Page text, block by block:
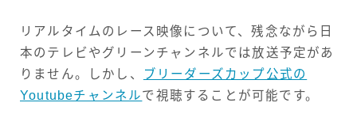
リアルタイムのレース映像について、残念ながら日
本のテレビやグリーンチャンネルでは放送予定があ
りません。しかし、
ブリーダーズカップ公式の
Youtubeチャンネルで視聴することが可能です。